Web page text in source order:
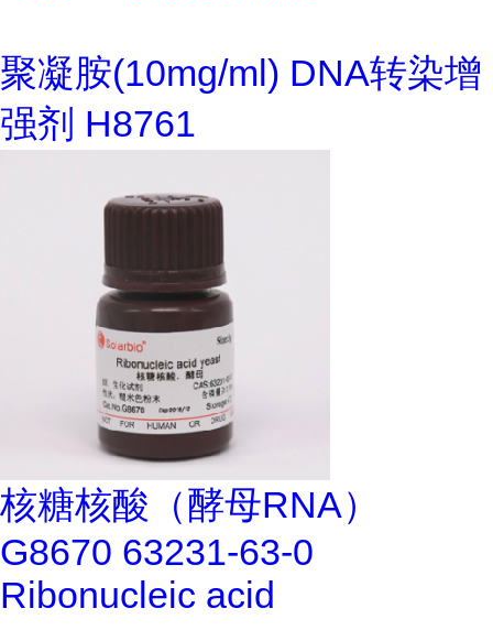
聚凝胺(10mg/ml) DNA转染增
强剂 H8761
核糖核酸（酵母RNA）
G8670 63231-63-0
Ribonucleic acid